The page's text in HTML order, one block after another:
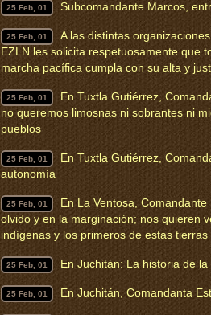
25 Feb, 01 Subcomandante Marcos,
25 Feb, 01
A las distintas
EZLN les solicita respetuosamente que
marcha pacífica cumpla con su alta y
25 Feb, 01
En Tuxtla Gutiérrez,
no queremos limosnas ni sobrantes ni
pueblos
25 Feb, 01
En Tuxtla Gutiérrez,
autonomía
25 Feb, 01
En La Ventosa,
olvido y en la marginación; nos quieren
indígenas y los primeros de estas tierras
25 Feb, 01 En Juchitán: La historia de
25 Feb, 01 En Juchitán, Comandanta